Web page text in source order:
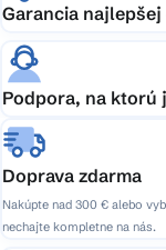
Garancia najlepšej
Podpora, na ktorú
Doprava zdarma
Nakúpte nad 300 € alebo
nechajte kompletne na nás.